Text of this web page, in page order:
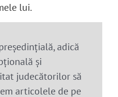
lui.
adică
și
judecătorilor să
articolele de pe